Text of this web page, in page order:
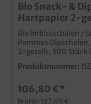
Bio Snack- &
Hartpapier 2-
500St.
Bio Imbissschalen /
Pommes
2-geteilt, 500 Stück in VE die nachhaltige
den bekannten PP
biologisch
Fingerfood, usw. in
verschiedenen
Produktnummer:
106,80 €*
Brutto: 127,09 €